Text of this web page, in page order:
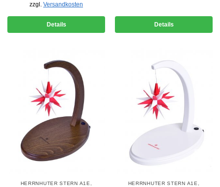
zzgl. Versandkosten
Details Details
HERRNHUTER STERN A1E,
HERRNHUTER STERN A1E,